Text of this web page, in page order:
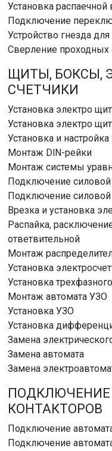
Установка
Подключение
Устройство гнезда
Сверление проходных
ЩИТЫ, БОКСЫ,
СЧЕТЧИКИ
Установка электро
Установка электро
Установка и
Монтаж DlN-рейки
Монтаж системы
Подключение
Подключение
Врезка и установка
Распайка,
ответвительной
Монтаж
Установка
Установка
Монтаж автомата УЗО
Установка УЗО
Установка
Замена
Замена автомата
Замена
ПОДКЛЮЧЕНИЕ
КОНТАКТОРОВ
Подключение
Подключение